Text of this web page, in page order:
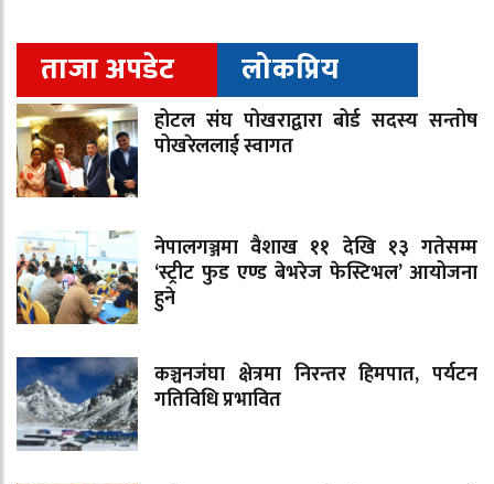
ताजा अपडेट लोकप्रिय
होटल संघ पोखराद्वारा बोर्ड सदस्य सन्तोष
पोखरेललाई स्वागत
नेपालगञ्जमा वैशाख ११ देखि १३ गतेसम्म
‘स्ट्रीट फुड एण्ड बेभरेज फेस्टिभल’ आयोजना
हुने
कञ्चनजंघा क्षेत्रमा निरन्तर हिमपात, पर्यटन
गतिविधि प्रभावित